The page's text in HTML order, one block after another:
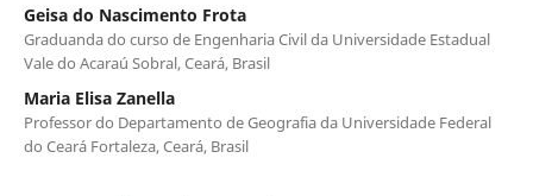
Geisa do Nascimento Frota
Graduanda do curso de Engenharia Civil da Universidade Estadual
Vale do Acaraú Sobral, Ceará, Brasil
Maria Elisa Zanella
Professor do Departamento de Geografia da Universidade Federal
do Ceará Fortaleza, Ceará, Brasil